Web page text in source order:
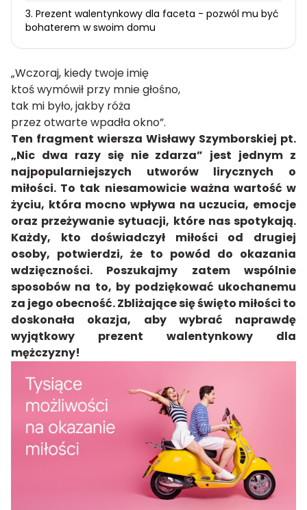
3. Prezent walentynkowy dla faceta - pozwól mu być
bohaterem w swoim domu
„Wczoraj, kiedy twoje imię
ktoś wymówił przy mnie głośno,
tak mi było, jakby róża
przez otwarte wpadła okno”.
Ten fragment wiersza Wisławy Szymborskiej pt.
„Nic dwa razy się nie zdarza” jest jednym z
najpopularniejszych utworów lirycznych o
miłości. To tak niesamowicie ważna wartość w
życiu, która mocno wpływa na uczucia, emocje
oraz przeżywanie sytuacji, które nas spotykają.
Każdy, kto doświadczył miłości od drugiej
osoby, potwierdzi, że to powód do okazania
wdzięczności. Poszukajmy zatem wspólnie
sposobów na to, by podziękować ukochanemu
za jego obecność. Zbliżające się święto miłości to
doskonała okazja, aby wybrać naprawdę
wyjątkowy prezent walentynkowy dla
mężczyzny!